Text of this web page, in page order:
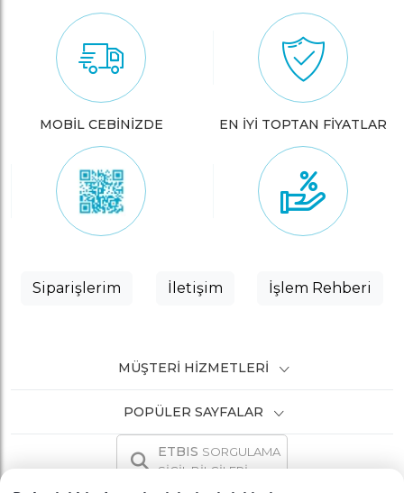
MOBİL CEBİNİZDE EN İYİ TOPTAN FİYATLAR
Siparişlerim İletişim İşlem Rehberi
MÜŞTERI HIZMETLERI
POPÜLER SAYFALAR
ETBIS SORGULAMA
SİCİL BİLGİLERİ